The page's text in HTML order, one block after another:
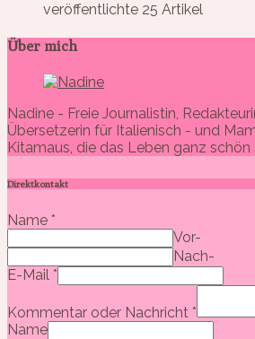
veröffentlichte 25 Artikel
Über mich
Nadine - Freie Journalistin,
Übersetzerin für Italienisch - und
Kitamaus, die das Leben ganz
Direktkontakt
Name *
Vor-
Nach-
E-Mail *
Kommentar oder Nachricht *
Name